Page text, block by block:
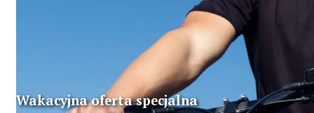
Wakacyjna oferta specjalna